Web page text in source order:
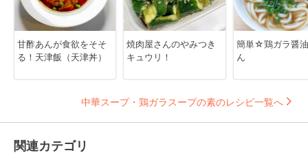
甘酢あんが食欲をそそ
る！天津飯（天津丼）
焼肉屋さんのやみつき
キュウリ！
簡単☆鶏ガラ醤
ん
中華スープ・鶏ガラスープの素のレシピ一覧へ
関連カテゴリ